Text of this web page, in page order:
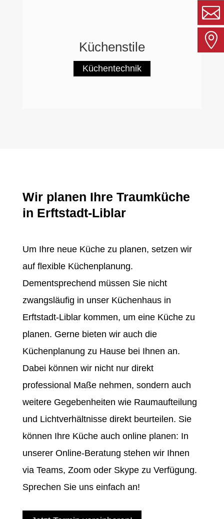
Küchenstile
Küchentechnik
Wir planen Ihre Traumküche
in Erftstadt-Liblar
Um Ihre neue Küche zu planen, setzen wir
auf flexible Küchenplanung.
Dementsprechend müssen Sie nicht
zwangsläufig in unser Küchenhaus in
Erftstadt-Liblar kommen, um eine Küche zu
planen. Gerne bieten wir auch die
Küchenplanung zu Hause bei Ihnen an.
Dabei können wir nicht nur direkt
professional Maße nehmen, sondern auch
weitere Gegebenheiten wie Raumaufteilung
und Lichtverhältnisse direkt beurteilen. Sie
können Ihre Küche auch online planen: In
unserer Online-Beratung stehen wir Ihnen
via Teams, Zoom oder Skype zu Verfügung.
Sprechen Sie uns einfach an!